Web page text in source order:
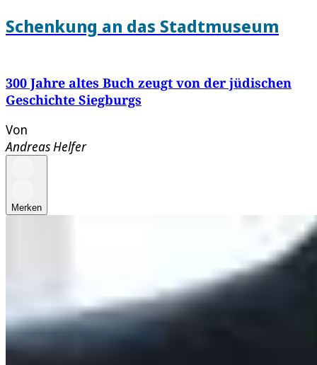
Schenkung an das Stadtmuseum
300 Jahre altes Buch zeugt von der jüdischen
Geschichte Siegburgs
Von
Andreas Helfer
Merken